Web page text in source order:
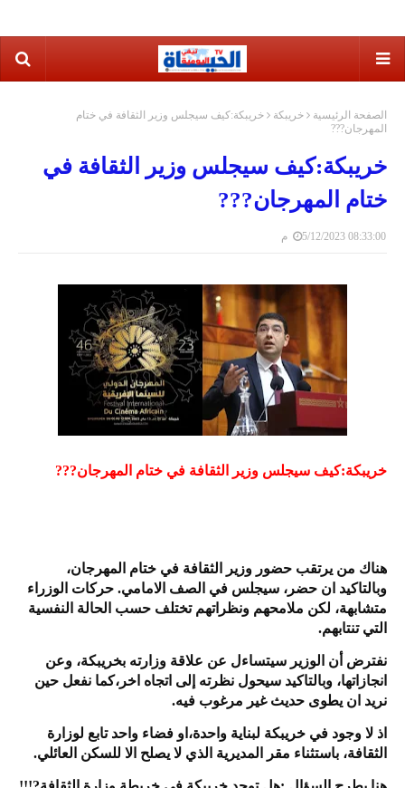
الصفحة الرئيسية خريبكة
خريبكة:كيف سيجلس وزير الثقافة في ختام
المهرجان???
خريبكة:كيف سيجلس وزير الثقافة في
ختام المهرجان???
5/12/2023 08:33:00 م
خريبكة:كيف سيجلس وزير الثقافة في ختام المهرجان???
هناك من يرتقب حضور وزير الثقافة في ختام المهرجان،
وبالتاكيد ان حضر، سيجلس في الصف الامامي. حركات الوزراء
متشابهة، لكن ملامحهم ونظراتهم تختلف حسب الحالة النفسية
التي تنتابهم.
نفترض أن الوزير سيتساءل عن علاقة وزارته بخريبكة، وعن
انجازاتها، وبالتاكيد سيحول نظرته إلى اتجاه اخر،كما نفعل حين
نريد ان يطوى حديث غير مرغوب فيه.
اذ لا وجود في خريبكة لبناية واحدة،او فضاء واحد تابع لوزارة
الثقافة، باستثناء مقر المديرية الذي لا يصلح الا للسكن العائلي.